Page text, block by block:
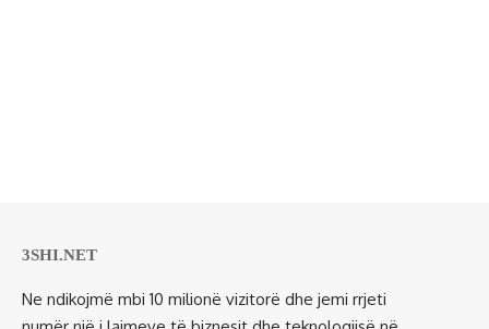
3SHI.NET
Ne ndikojmë mbi 10 milionë vizitorë dhe jemi rrjeti